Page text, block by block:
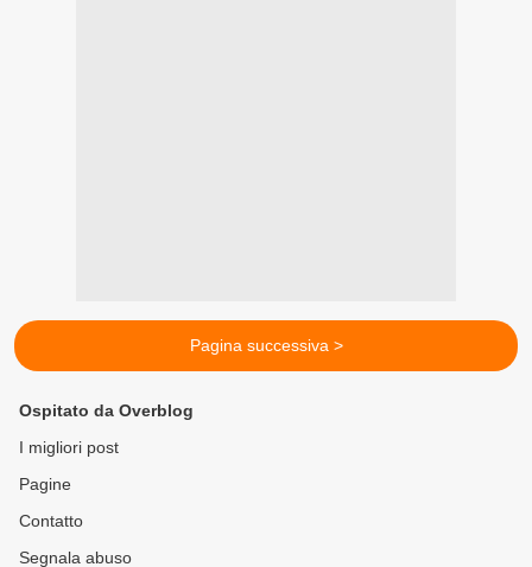
Pagina successiva >
Ospitato da Overblog
I migliori post
Pagine
Contatto
Segnala abuso